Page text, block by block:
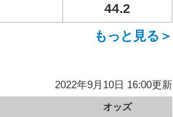
44.2
もっと見る＞
2022年9月10日 16:00更新
オッズ